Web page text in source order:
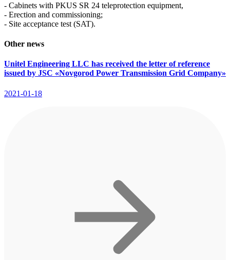
- Cabinets with PKUS SR 24 teleprotection equipment,
- Erection and commissioning;
- Site acceptance test (SAT).
Other news
Unitel Engineering LLC has received the letter of reference
issued by JSC «Novgorod Power Transmission Grid Company»
2021-01-18